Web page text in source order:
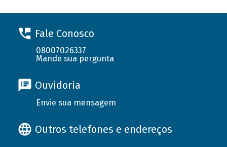
Fale Conosco
08007026337
Mande sua pergunta
Ouvidoria
Envie sua mensagem
Outros telefones e endereços